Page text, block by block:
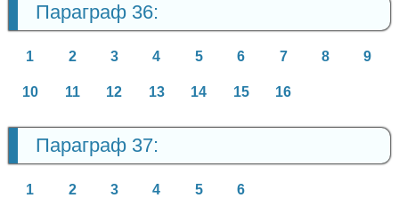
Параграф 36:
1 2 3 4 5 6 7 8 9
10 11 12 13 14 15 16
Параграф 37:
1 2 3 4 5 6